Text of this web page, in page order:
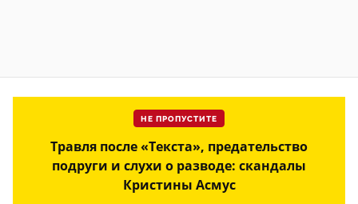
НЕ ПРОПУСТИТЕ
Травля после «Текста», предательство
подруги и слухи о разводе: скандалы
Кристины Асмус